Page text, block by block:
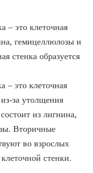
– это клеточная
гемицеллюлозы и
стенка образуется
– это клеточная
из-за утолщения
из лигнина,
Вторичные
во взрослых
стенки.